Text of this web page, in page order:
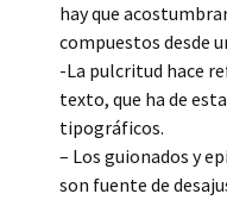
hay que
compuestos desde
-La pulcritud hace
texto, que ha de
tipográficos.
– Los guionados y
son fuente de